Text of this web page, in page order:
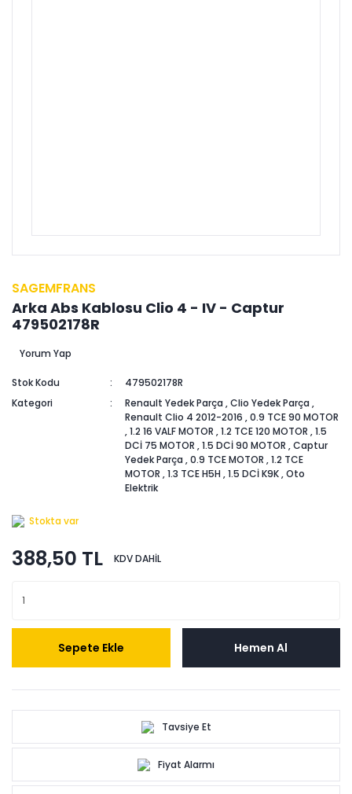
SAGEMFRANS
Arka Abs Kablosu Clio 4 - IV - Captur
479502178R
Yorum Yap
Stok Kodu
479502178R
Kategori
Renault Yedek Parça ,Clio Yedek Parça ,
Renault Clio 4 2012-2016 ,0.9 TCE 90 MOTOR
,1.2 16 VALF MOTOR ,1.2 TCE 120 MOTOR ,1.5
DCİ 75 MOTOR ,1.5 DCİ 90 MOTOR ,Captur
Yedek Parça ,0.9 TCE MOTOR ,1.2 TCE
MOTOR ,1.3 TCE H5H ,1.5 DCİ K9K,Oto
Elektrik
Stokta var
388,50 TL KDV DAHİL
Sepete Ekle Hemen Al
Tavsiye Et
Fiyat Alarmı